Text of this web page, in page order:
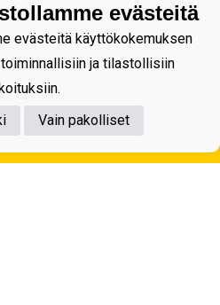
evästeitä
evästeitä käyttökokemuksen
ja tilastollisiin
Vain pakolliset